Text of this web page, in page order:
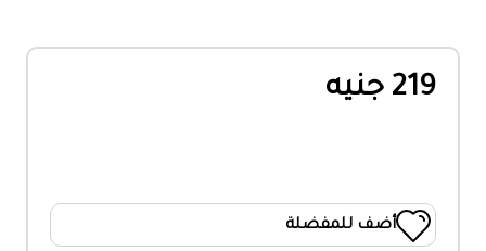
219 جنيه
أضف للمفضلة